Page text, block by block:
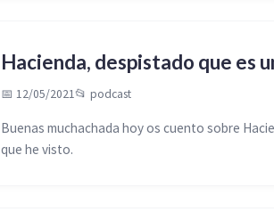
Hacienda, despistado que es
📅 12/05/2021📂 podcast
Buenas muchachada hoy os cuento sobre
que he visto.